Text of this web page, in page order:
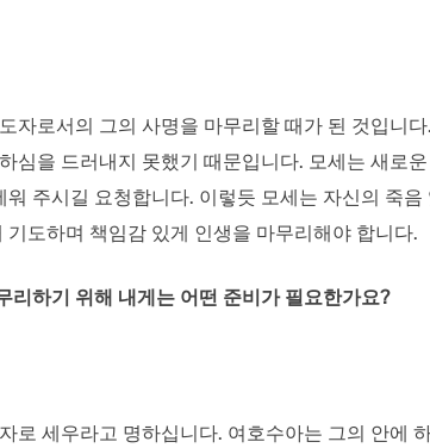
자로서의 그의 사명을 마무리할 때가 된 것입니
을 드러내지 못했기 때문입니다. 모세는 새로
주시길 요청합니다. 이렇듯 모세는 자신의 죽음
도하며 책임감 있게 인생을 마무리해야 합니다.
리하기 위해 내게는 어떤 준비가 필요한가요?
세우라고 명하십니다. 여호수아는 그의 안에